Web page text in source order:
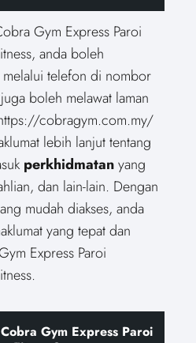
Gym Express Paroi
anda boleh
telefon di nombor
boleh melawat laman
cobragym.com.my/
lebih lanjut tentang
perkhidmatanyang
dan lain-lain. Dengan
mudah diakses, anda
yang tepat dan
Express Paroi
Gym Express Paroi